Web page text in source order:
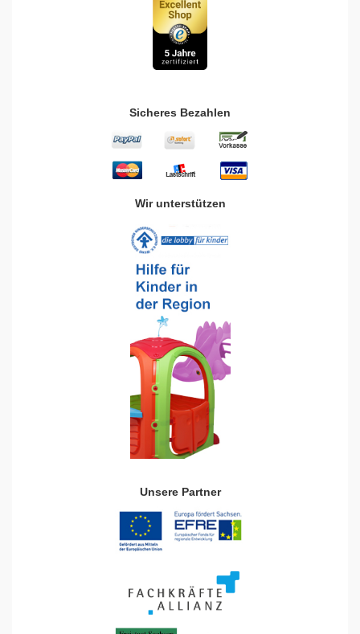
Sicheres Bezahlen
Wir unterstützen
Unsere Partner